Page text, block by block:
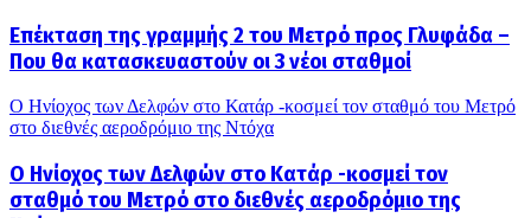
Επέκταση της γραμμής 2 του Μετρό προς Γλυφάδα –
Που θα κατασκευαστούν οι 3 νέοι σταθμοί
Ο Ηνίοχος των Δελφών στο Κατάρ -κοσμεί τον σταθμό του Μετρό
στο διεθνές αεροδρόμιο της Ντόχα
Ο Ηνίοχος των Δελφών στο Κατάρ -κοσμεί τον
σταθμό του Μετρό στο διεθνές αεροδρόμιο της